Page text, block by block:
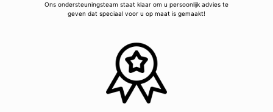
Ons ondersteuningsteam staat klaar om u persoonlijk advies te
geven dat speciaal voor u op maat is gemaakt!